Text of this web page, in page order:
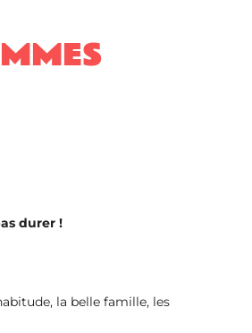
durer !
la belle famille, les